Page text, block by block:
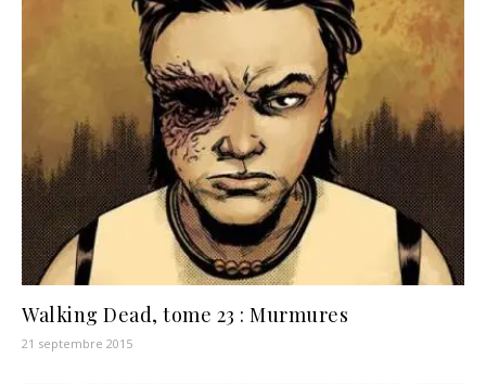
Walking Dead, tome 23 : Murmures
21 septembre 2015